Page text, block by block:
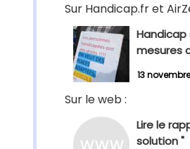
Sur Handicap.fr et
mesures
13
Sur le web :
Lire le
solution "